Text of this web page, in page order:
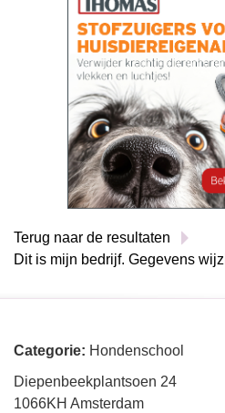
Terug naar de resultaten
Dit is mijn bedrijf. Gegevens
Categorie: Hondenschool
Diepenbeekplantsoen 24
1066KH Amsterdam